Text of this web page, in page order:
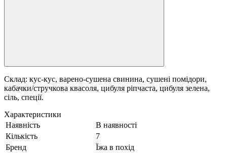
Склад: кус-кус, варено-сушена свинина, сушені помідори,
кабачки/стручкова квасоля, цибуля ріпчаста, цибуля зелена,
сіль, спеції.
Характеристики
Наявність
В наявності
Кількість
7
Бренд
Їжа в похід